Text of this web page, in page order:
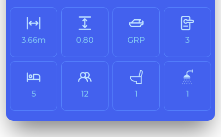
3.66m 0.80 GRP 3
5 12 1 1